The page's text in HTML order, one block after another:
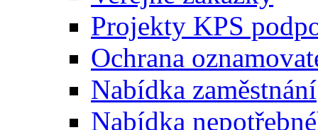
Projekty KPS
Ochrana
Nabídka zaměstnání
Nabídka